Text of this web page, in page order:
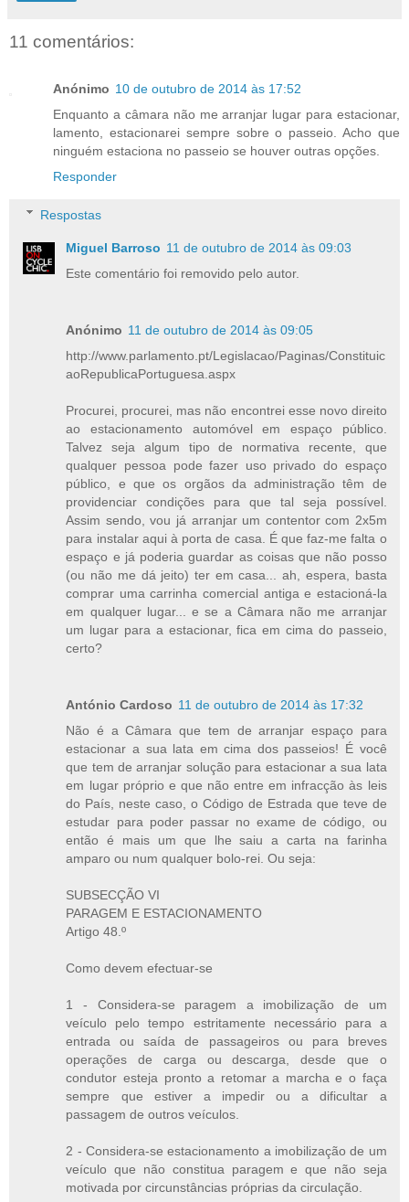
11 comentários:
Anónimo 10 de outubro de 2014 às 17:52
Enquanto a câmara não me arranjar lugar para estacionar,
lamento, estacionarei sempre sobre o passeio. Acho que
ninguém estaciona no passeio se houver outras opções.
Responder
Respostas
Miguel Barroso 11 de outubro de 2014 às 09:03
Este comentário foi removido pelo autor.
Anónimo 11 de outubro de 2014 às 09:05
http://www.parlamento.pt/Legislacao/Paginas/Constituic
aoRepublicaPortuguesa.aspx
Procurei, procurei, mas não encontrei esse novo direito
ao estacionamento automóvel em espaço público.
Talvez seja algum tipo de normativa recente, que
qualquer pessoa pode fazer uso privado do espaço
público, e que os orgãos da administração têm de
providenciar condições para que tal seja possível.
Assim sendo, vou já arranjar um contentor com 2x5m
para instalar aqui à porta de casa. É que faz-me falta o
espaço e já poderia guardar as coisas que não posso
(ou não me dá jeito) ter em casa... ah, espera, basta
comprar uma carrinha comercial antiga e estacioná-la
em qualquer lugar... e se a Câmara não me arranjar
um lugar para a estacionar, fica em cima do passeio,
certo?
António Cardoso 11 de outubro de 2014 às 17:32
Não é a Câmara que tem de arranjar espaço para
estacionar a sua lata em cima dos passeios! É você
que tem de arranjar solução para estacionar a sua lata
em lugar próprio e que não entre em infracção às leis
do País, neste caso, o Código de Estrada que teve de
estudar para poder passar no exame de código, ou
então é mais um que lhe saiu a carta na farinha
amparo ou num qualquer bolo-rei. Ou seja:
SUBSECÇÃO VI
PARAGEM E ESTACIONAMENTO
Artigo 48.º
Como devem efectuar-se
1 - Considera-se paragem a imobilização de um
veículo pelo tempo estritamente necessário para a
entrada ou saída de passageiros ou para breves
operações de carga ou descarga, desde que o
condutor esteja pronto a retomar a marcha e o faça
sempre que estiver a impedir ou a dificultar a
passagem de outros veículos.
2 - Considera-se estacionamento a imobilização de um
veículo que não constitua paragem e que não seja
motivada por circunstâncias próprias da circulação.